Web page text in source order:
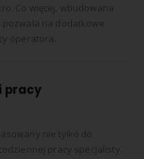
Co więcej, wbudowana
na dodatkowe
operatora.
pracy
nie tylko do
pracy specjalisty.